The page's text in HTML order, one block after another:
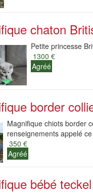
chaton
Petite princesse
1300 €
Agréé
border
Magnifique chiots border
renseignements appelé
350 €
Agréé
bébé